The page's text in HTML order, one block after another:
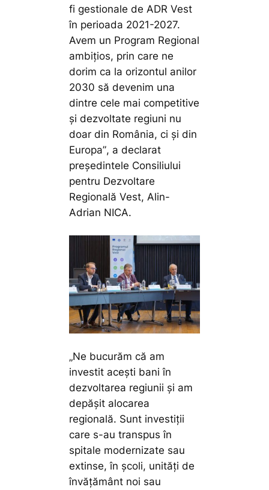
fi gestionale de ADR Vest
în perioada 2021-2027.
Avem un Program Regional
ambițios, prin care ne
dorim ca la orizontul anilor
2030 să devenim una
dintre cele mai competitive
și dezvoltate regiuni nu
doar din România, ci și din
Europa”, a declarat
președintele Consiliului
pentru Dezvoltare
Regională Vest, Alin-
Adrian NICA.
„Ne bucurăm că am
investit acești bani în
dezvoltarea regiunii și am
depășit alocarea
regională. Sunt investiții
care s-au transpus în
spitale modernizate sau
extinse, în școli, unități de
învățământ noi sau